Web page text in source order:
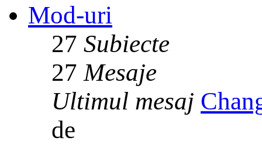
Mod-uri
27 Subiecte
27 Mesaje
Ultimul mesaj
de